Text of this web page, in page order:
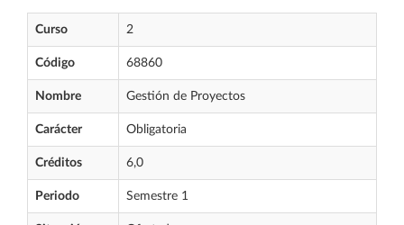
Curso 2
Código 68860
Nombre Gestión de Proyectos
Carácter Obligatoria
Créditos 6,0
Periodo Semestre 1